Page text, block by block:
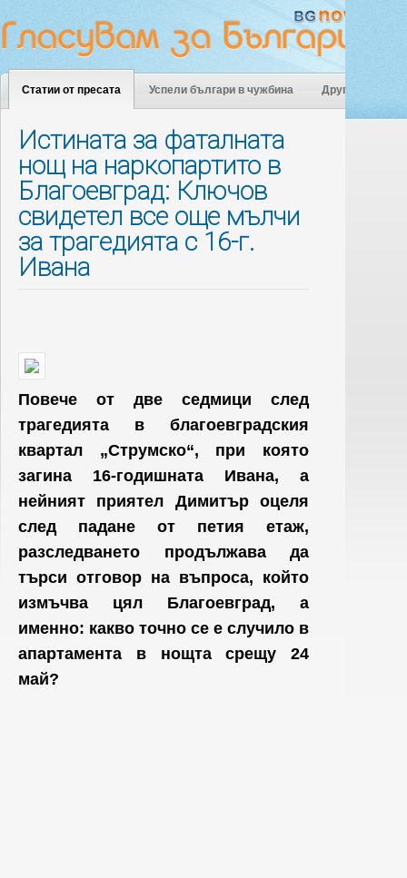
Статии от пресата Успели българи в чужбина Други
Истината за фаталната
нощ на наркопартито в
Благоевград: Ключов
свидетел все още мълчи
за трагедията с 16-г.
Ивана
Повече от две седмици след
трагедията в благоевградския
квартал „Струмско“, при която
загина 16-годишната Ивана, а
нейният приятел Димитър оцеля
след падане от петия етаж,
разследването продължава да
търси отговор на въпроса, който
измъчва цял Благоевград, а
именно: какво точно се е случило в
апартамента в нощта срещу 24
май?